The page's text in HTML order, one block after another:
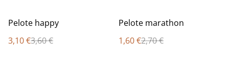
%
Pelote happy
3,10 €3,60 €
%
Pelote marathon
1,60 €2,70 €